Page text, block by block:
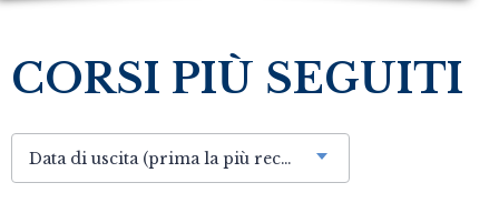
CORSI PIÙ SEGUITI
Data di uscita (prima la più recente)